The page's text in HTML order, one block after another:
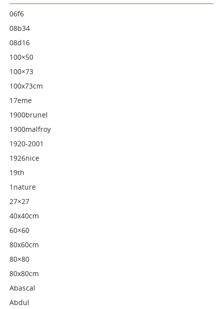
06f6
08b34
08d16
100×50
100×73
100x73cm
17eme
1900brunel
1900malfroy
1920-2001
1926nice
19th
1nature
27×27
40x40cm
60×60
80x60cm
80×80
80x80cm
Abascal
Abdul